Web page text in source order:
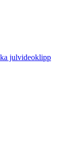
julvideoklipp